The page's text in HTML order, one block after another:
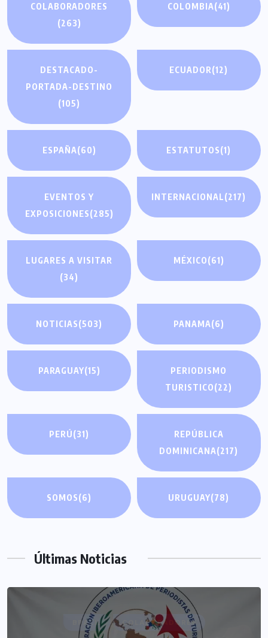
COLABORADORES
(263)
COLOMBIA(41)
DESTACADO-
PORTADA-DESTINO
(105)
ECUADOR(12)
ESPAÑA(60) ESTATUTOS(1)
EVENTOS Y
EXPOSICIONES(285)
INTERNACIONAL(217)
LUGARES A VISITAR
(34)
MÉXICO(61)
NOTICIAS(503) PANAMA(6)
PARAGUAY(15)
PERIODISMO
TURISTICO(22)
PERÚ(31)
REPÚBLICA
DOMINICANA(217)
SOMOS(6) URUGUAY(78)
Últimas Noticias